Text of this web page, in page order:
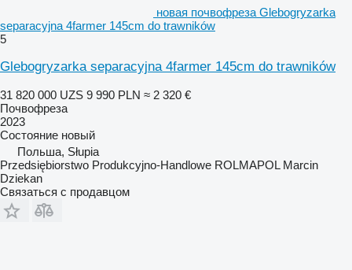
новая почвофреза Glebogryzarka
separacyjna 4farmer 145cm do trawników
5
Glebogryzarka separacyjna 4farmer 145cm do trawników
31 820 000 UZS 9 990 PLN ≈ 2 320 €
Почвофреза
2023
Состояние новый
Польша, Słupia
Przedsiębiorstwo Produkcyjno-Handlowe ROLMAPOL Marcin
Dziekan
Связаться с продавцом